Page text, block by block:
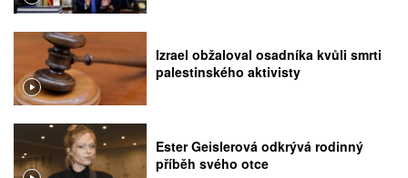
Izrael obžaloval osadníka kvůli smrti
palestinského aktivisty
Ester Geislerová odkrývá rodinný
příběh svého otce